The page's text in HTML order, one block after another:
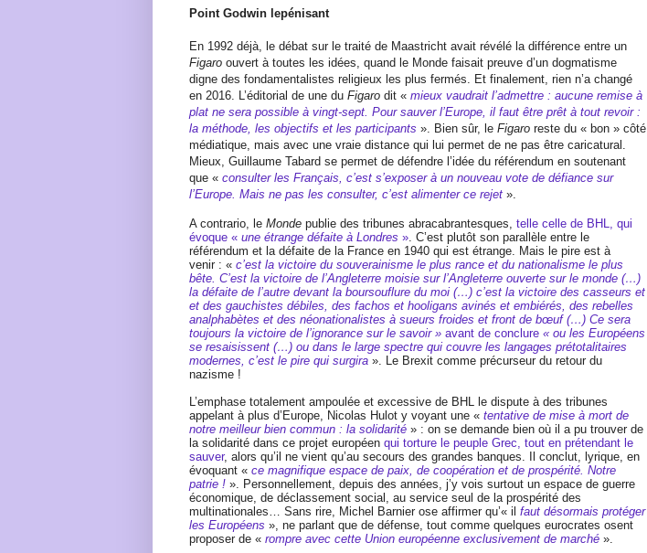
Point Godwin lepénisant
En 1992 déjà, le débat sur le traité de Maastricht avait révélé la différence entre un
Figaro ouvert à toutes les idées, quand le Monde faisait preuve d’un dogmatisme
digne des fondamentalistes religieux les plus fermés. Et finalement, rien n’a changé
en 2016. L’éditorial de une du Figaro dit « mieux vaudrait l’admettre : aucune remise à
plat ne sera possible à vingt-sept. Pour sauver l’Europe, il faut être prêt à tout revoir :
la méthode, les objectifs et les participants ». Bien sûr, le Figaro reste du « bon » côté
médiatique, mais avec une vraie distance qui lui permet de ne pas être caricatural.
Mieux, Guillaume Tabard se permet de défendre l’idée du référendum en soutenant
que « consulter les Français, c’est s’exposer à un nouveau vote de défiance sur
l’Europe. Mais ne pas les consulter, c’est alimenter ce rejet ».
A contrario, le Monde publie des tribunes abracabrantesques, telle celle de BHL, qui
évoque « une étrange défaite à Londres » . C’est plutôt son parallèle entre le
référendum et la défaite de la France en 1940 qui est étrange. Mais le pire est à
venir : « c’est la victoire du souverainisme le plus rance et du nationalisme le plus
bête. C’est la victoire de l’Angleterre moisie sur l’Angleterre ouverte sur le monde (…)
la défaite de l’autre devant la boursouflure du moi (…) c’est la victoire des casseurs et
et des gauchistes débiles, des fachos et hooligans avinés et embiérés, des rebelles
analphabètes et des néonationalistes à sueurs froides et front de bœuf (…) Ce sera
toujours la victoire de l’ignorance sur le savoir » avant de conclure « ou les Européens
se resaisissent (…) ou dans le large spectre qui couvre les langages prétotalitaires
modernes, c’est le pire qui surgira ». Le Brexit comme précurseur du retour du
nazisme !
L’emphase totalement ampoulée et excessive de BHL le dispute à des tribunes
appelant à plus d’Europe, Nicolas Hulot y voyant une « tentative de mise à mort de
notre meilleur bien commun : la solidarité » : on se demande bien où il a pu trouver de
la solidarité dans ce projet européen qui torture le peuple Grec, tout en prétendant le
sauver, alors qu’il ne vient qu’au secours des grandes banques. Il conclut, lyrique, en
évoquant « ce magnifique espace de paix, de coopération et de prospérité. Notre
patrie ! ». Personnellement, depuis des années, j’y vois surtout un espace de guerre
économique, de déclassement social, au service seul de la prospérité des
multinationales… Sans rire, Michel Barnier ose affirmer qu’« il faut désormais protéger
les Européens », ne parlant que de défense, tout comme quelques eurocrates osent
proposer de « rompre avec cette Union européenne exclusivement de marché ».